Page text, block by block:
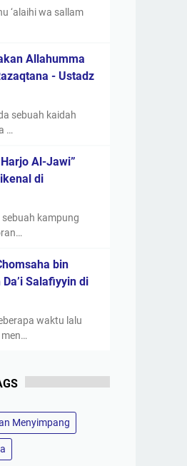
‘alaihi wa sallam
Allahumma
- Ustadz
sebuah kaidah
…
Al-Jawi”
di
kampung
bin
Salafiyyin di
waktu lalu
Menyimpang